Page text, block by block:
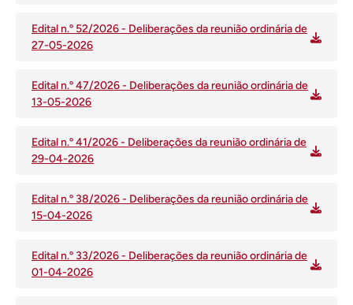
Edital n.º 52/2026 - Deliberações da reunião ordinária de
27-05-2026
Edital n.º 47/2026 - Deliberações da reunião ordinária de
13-05-2026
Edital n.º 41/2026 - Deliberações da reunião ordinária de
29-04-2026
Edital n.º 38/2026 - Deliberações da reunião ordinária de
15-04-2026
Edital n.º 33/2026 - Deliberações da reunião ordinária de
01-04-2026